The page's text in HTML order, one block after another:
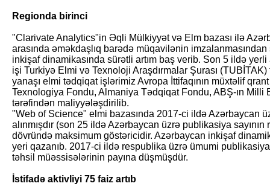
Regionda birinci
"Clarivate Analytics"in Əqli Mülkiyyət və Elm bazası ilə
arasında əməkdaşlıq barədə müqavilənin
inkişaf dinamikasında sürətli artım baş verib. Son 5 ildə
işi Turkiyə Elmi və Texnoloji Araşdırmalar Şurası
yanaşı elmi tədqiqat işlərimiz Avropa İttifaqının müxtəlif
Texnologiya Fondu, Almaniya Tədqiqat Fondu, ABŞ-ın
tərəfindən maliyyələşdirilib.
"Web of Science" elmi bazasında 2017-ci ildə Azərbaycan
alınmışdır (son 25 ildə Azərbaycan üzrə publikasiya
dövründə maksimum göstəricidir. Azərbaycan inkişaf
yeri qazanıb. 2017-ci ildə respublika üzrə ümumi
təhsil müəssisələrinin payına düşmüşdür.
İstifadə aktivliyi 75 faiz artıb